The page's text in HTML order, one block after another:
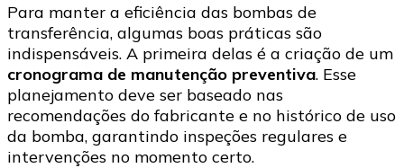
Para manter a eficiência das bombas de
transferência, algumas boas práticas são
indispensáveis. A primeira delas é a criação de um
cronograma de manutenção preventiva. Esse
planejamento deve ser baseado nas
recomendações do fabricante e no histórico de uso
da bomba, garantindo inspeções regulares e
intervenções no momento certo.